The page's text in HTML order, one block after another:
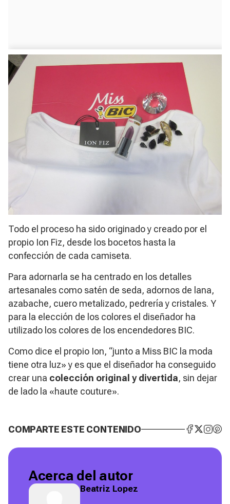
Todo el proceso ha sido originado y creado por el
propio Ion Fiz, desde los bocetos hasta la
confección de cada camiseta.
Para adornarla se ha centrado en los detalles
artesanales como satén de seda, adornos de lana,
azabache, cuero metalizado, pedrería y cristales. Y
para la elección de los colores el diseñador ha
utilizado los colores de los encendedores BIC.
Como dice el propio Ion, “junto a Miss BIC la moda
tiene otra luz» y es que el diseñador ha conseguido
crear una colección original y divertida, sin dejar
de lado la «haute couture».
COMPARTE ESTE CONTENIDO
Acerca del autor
Beatriz Lopez